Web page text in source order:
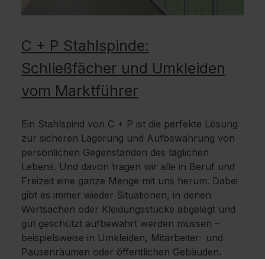
C + P Stahlspinde:
Schließfächer und Umkleiden
vom Marktführer
Ein Stahlspind von C + P ist die perfekte Lösung
zur sicheren Lagerung und Aufbewahrung von
persönlichen Gegenständen des täglichen
Lebens. Und davon tragen wir alle in Beruf und
Freizeit eine ganze Menge mit uns herum. Dabei
gibt es immer wieder Situationen, in denen
Wertsachen oder Kleidungsstücke abgelegt und
gut geschützt aufbewahrt werden müssen –
beispielsweise in Umkleiden, Mitarbeiter- und
Pausenräumen oder öffentlichen Gebäuden.